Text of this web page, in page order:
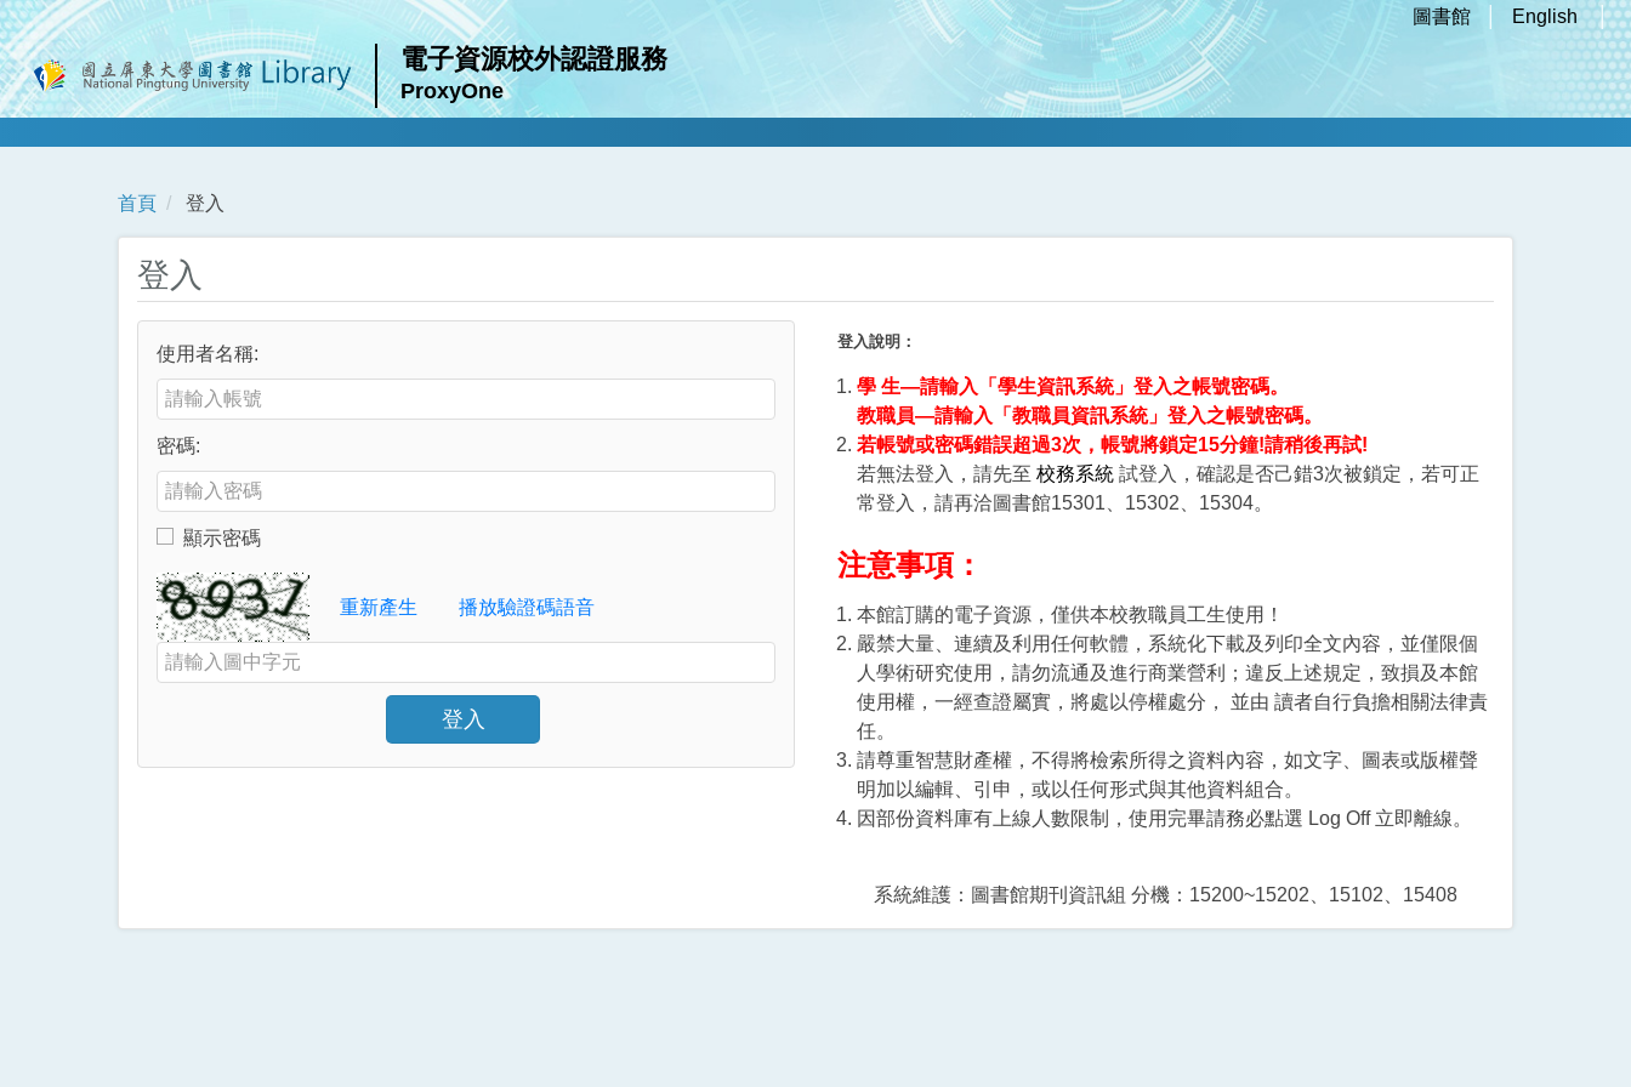
圖書館 English
電子資源校外認證服務
ProxyOne
首頁 登入
登入
使用者名稱:
Enter your username or email address
密碼:
Enter your password
顯示密碼
Toggle to show or hide your password
Verification Code
重新產生
播放驗證碼語音
Enter the characters shown in the image above
登入
Click to sign in with your username and password
登入說明：
學 生—請輸入「學生資訊系統」登入之帳號密碼。
教職員—請輸入「教職員資訊系統」登入之帳號密碼。
若帳號或密碼錯誤超過3次，帳號將鎖定15分鐘!請稍後再試!
若無法登入，請先至 校務系統試登入，確認是否己錯3次被鎖定，若可正
常登入，請再洽圖書館15301、15302、15304。
注意事項：
本館訂購的電子資源，僅供本校教職員工生使用！
嚴禁大量、連續及利用任何軟體，系統化下載及列印全文內容，並僅限個
人學術研究使用，請勿流通及進行商業營利；違反上述規定，致損及本館
使用權，一經查證屬實，將處以停權處分， 並由 讀者自行負擔相關法律責
任。
請尊重智慧財產權，不得將檢索所得之資料內容，如文字、圖表或版權聲
明加以編輯、引申，或以任何形式與其他資料組合。
因部份資料庫有上線人數限制，使用完畢請務必點選 Log Off 立即離線。
系統維護：圖書館期刊資訊組 分機：15200~15202、15102、15408